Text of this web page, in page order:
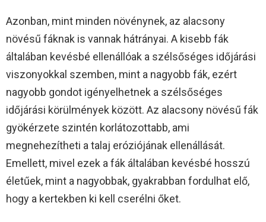
Azonban, mint minden növénynek, az alacsony
növésű fáknak is vannak hátrányai. A kisebb fák
általában kevésbé ellenállóak a szélsőséges időjárási
viszonyokkal szemben, mint a nagyobb fák, ezért
nagyobb gondot igényelhetnek a szélsőséges
időjárási körülmények között. Az alacsony növésű fák
gyökérzete szintén korlátozottabb, ami
megnehezítheti a talaj eróziójának ellenállását.
Emellett, mivel ezek a fák általában kevésbé hosszú
életűek, mint a nagyobbak, gyakrabban fordulhat elő,
hogy a kertekben ki kell cserélni őket.